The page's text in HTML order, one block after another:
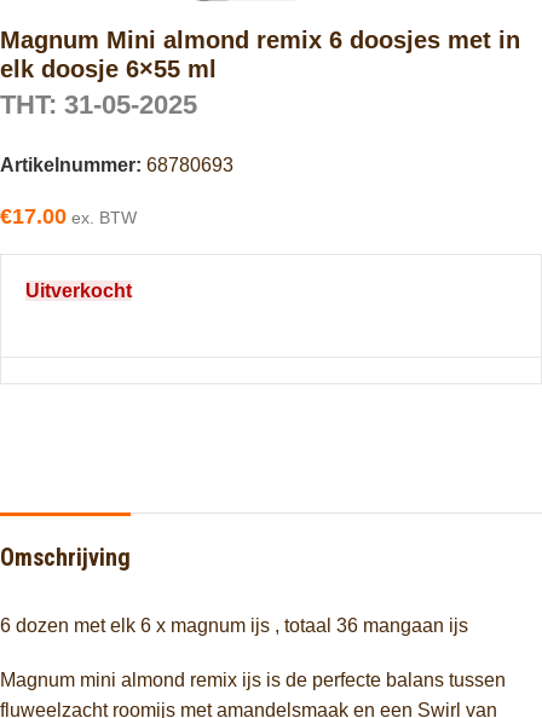
Magnum Mini almond remix 6 doosjes met in
elk doosje 6×55 ml
THT: 31-05-2025
Artikelnummer: 68780693
€17.00 ex. BTW
Uitverkocht
Omschrijving
6 dozen met elk 6 x magnum ijs , totaal 36 mangaan ijs
Magnum mini almond remix ijs is de perfecte balans tussen
fluweelzacht roomijs met amandelsmaak en een Swirl van